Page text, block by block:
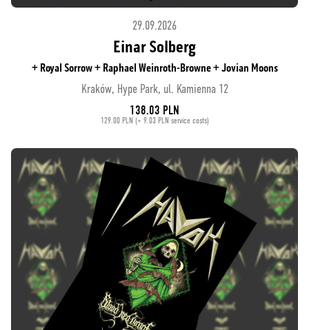
29.09.2026
Einar Solberg
+ Royal Sorrow + Raphael Weinroth-Browne + Jovian Moons
Kraków, Hype Park, ul. Kamienna 12
138.03 PLN
129.00 PLN (+ 9.03 PLN service costs)